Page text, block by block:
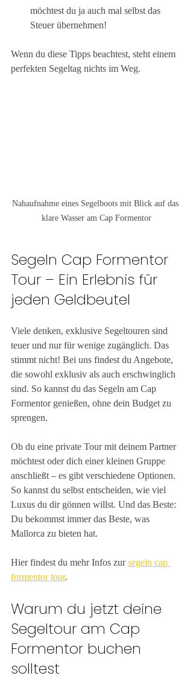
möchtest du ja auch mal selbst das
Steuer übernehmen!
Wenn du diese Tipps beachtest, steht einem
perfekten Segeltag nichts im Weg.
Nahaufnahme eines Segelboots mit Blick auf das
klare Wasser am Cap Formentor
Segeln Cap Formentor
Tour – Ein Erlebnis für
jeden Geldbeutel
Viele denken, exklusive Segeltouren sind
teuer und nur für wenige zugänglich. Das
stimmt nicht! Bei uns findest du Angebote,
die sowohl exklusiv als auch erschwinglich
sind. So kannst du das Segeln am Cap
Formentor genießen, ohne dein Budget zu
sprengen.
Ob du eine private Tour mit deinem Partner
möchtest oder dich einer kleinen Gruppe
anschließt – es gibt verschiedene Optionen.
So kannst du selbst entscheiden, wie viel
Luxus du dir gönnen willst. Und das Beste:
Du bekommst immer das Beste, was
Mallorca zu bieten hat.
Hier findest du mehr Infos zur segeln cap
formentor tour.
Warum du jetzt deine
Segeltour am Cap
Formentor buchen
solltest